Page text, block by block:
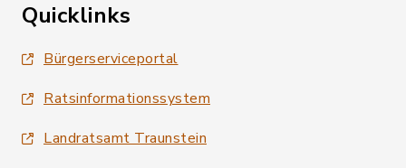
Quicklinks
Bürgerserviceportal
Ratsinformationssystem
Landratsamt Traunstein